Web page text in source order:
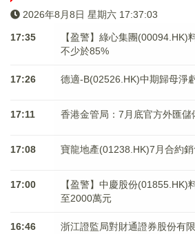
2026年8月8日 星期六 17:37:03
17:35
【盈警】綠心集團(00094.HK)
不少於85%
17:26 德適-B(02526.HK)中期歸母淨
17:11 香港金管局：7月底官方外匯
17:08 寶龍地產(01238.HK)7月合約
17:00
【盈警】中慶股份(01855.HK)
至2000萬元
16:46
浙江證監局對財通證券股份有